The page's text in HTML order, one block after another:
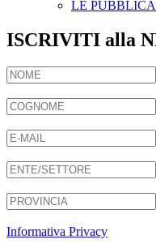
LE
ISCRIVITI alla
Informativa Privacy